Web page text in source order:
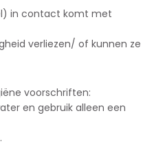
in contact komt met
verliezen/ of kunnen ze
voorschriften:
en gebruik alleen een